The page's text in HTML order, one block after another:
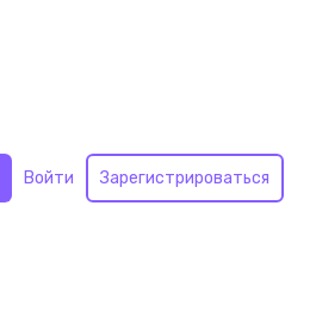
Войти Зарегистрироваться